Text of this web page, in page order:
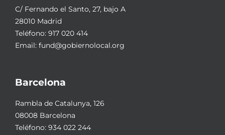
C/ Fernando el Santo, 27, bajo A
28010 Madrid
Teléfono: 917 020 414
Email: fund@gobiernolocal.org
Barcelona
Rambla de Catalunya, 126
08008 Barcelona
Teléfono: 934 022 244